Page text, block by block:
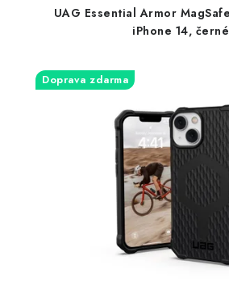
UAG Essential Armor
iPhone 14, černé
Doprava zdarma